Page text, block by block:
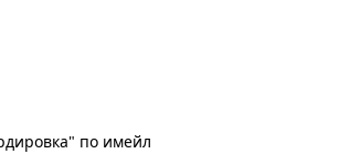
по имейл